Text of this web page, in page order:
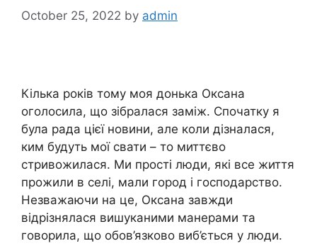
October 25, 2022 by admin
Кілька років тому моя донька Оксана
оголосила, що зібралася заміж. Спочатку я
була рада цієї новини, але коли дізналася,
ким будуть мої свати – то миттєво
стривожилася. Ми прості люди, які все життя
прожили в селі, мали город і господарство.
Незважаючи на це, Оксана завжди
відрізнялася вишуканими манерами та
говорила, що обов’язково виб’ється у люди.